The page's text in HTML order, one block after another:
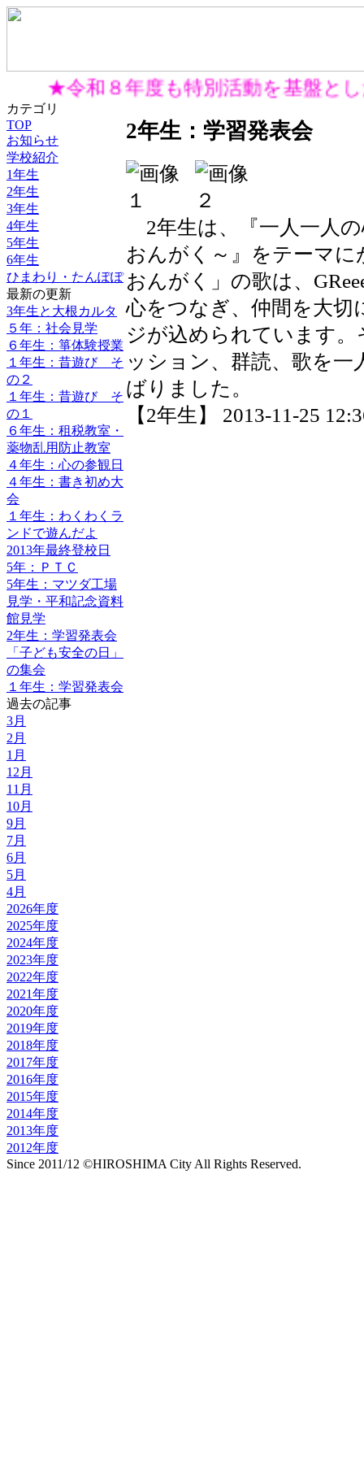
★令和８年度も特別活動を基盤と
カテゴリ
TOP
お知らせ
学校紹介
1年生
2年生
3年生
4年生
5年生
6年生
ひまわり・たんぽぽ
最新の更新
3年生と大根カルタ
５年：社会見学
６年生：箏体験授業
１年生：昔遊び そ
の２
１年生：昔遊び そ
の１
６年生：租税教室・
薬物乱用防止教室
４年生：心の参観日
４年生：書き初め大
会
１年生：わくわくラ
ンドで遊んだよ
2013年最終登校日
5年：ＰＴＣ
5年生：マツダ工場
見学・平和記念資料
館見学
2年生：学習発表会
「子ども安全の日」
の集会
１年生：学習発表会
過去の記事
3月
2月
1月
12月
11月
10月
9月
7月
6月
5月
4月
2026年度
2025年度
2024年度
2023年度
2022年度
2021年度
2020年度
2019年度
2018年度
2017年度
2016年度
2015年度
2014年度
2013年度
2012年度
2年生：学習発表会
2年生は、『一人一人
おんがく～』をテーマ
おんがく」の歌は、
心をつなぎ、仲間を大
ジが込められています
ッション、群読、歌を
ばりました。
【2年生】 2013-11-25
Since 2011/12 ©HIROSHIMA City All Rights Reserved.